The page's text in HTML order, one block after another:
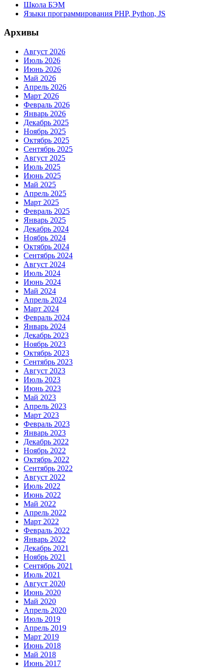
Школа БЭМ
Языки программирования PHP, Python, JS
Архивы
Август 2026
Июль 2026
Июнь 2026
Май 2026
Апрель 2026
Март 2026
Февраль 2026
Январь 2026
Декабрь 2025
Ноябрь 2025
Октябрь 2025
Сентябрь 2025
Август 2025
Июль 2025
Июнь 2025
Май 2025
Апрель 2025
Март 2025
Февраль 2025
Январь 2025
Декабрь 2024
Ноябрь 2024
Октябрь 2024
Сентябрь 2024
Август 2024
Июль 2024
Июнь 2024
Май 2024
Апрель 2024
Март 2024
Февраль 2024
Январь 2024
Декабрь 2023
Ноябрь 2023
Октябрь 2023
Сентябрь 2023
Август 2023
Июль 2023
Июнь 2023
Май 2023
Апрель 2023
Март 2023
Февраль 2023
Январь 2023
Декабрь 2022
Ноябрь 2022
Октябрь 2022
Сентябрь 2022
Август 2022
Июль 2022
Июнь 2022
Май 2022
Апрель 2022
Март 2022
Февраль 2022
Январь 2022
Декабрь 2021
Ноябрь 2021
Сентябрь 2021
Июль 2021
Август 2020
Июнь 2020
Май 2020
Апрель 2020
Июль 2019
Апрель 2019
Март 2019
Июнь 2018
Май 2018
Июнь 2017